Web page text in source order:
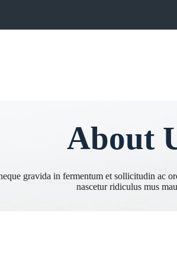
About
gravida in fermentum et sollicitudin ac
nascetur ridiculus mus